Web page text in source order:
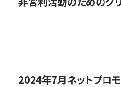
2024年7月ネットプロ